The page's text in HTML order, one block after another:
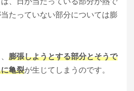
たっていない部分については膨
膨張しようとする部分とそうで
亀裂が生じてしまうのです。